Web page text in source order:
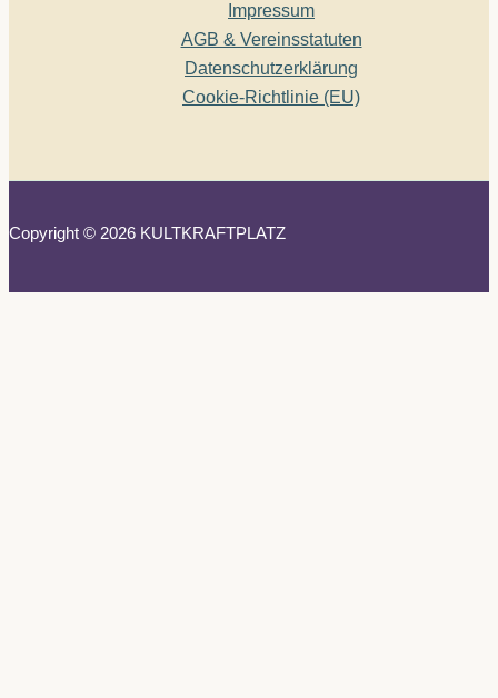
Impressum
AGB & Vereinsstatuten
Datenschutzerklärung
Cookie-Richtlinie (EU)
Copyright © 2026 KULTKRAFTPLATZ